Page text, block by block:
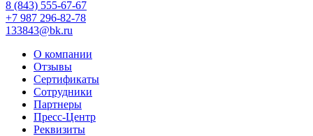
8 (843) 555-67-67
+7 987 296-82-78
133843@bk.ru
О компании
Отзывы
Сертификаты
Сотрудники
Партнеры
Пресс-Центр
Реквизиты